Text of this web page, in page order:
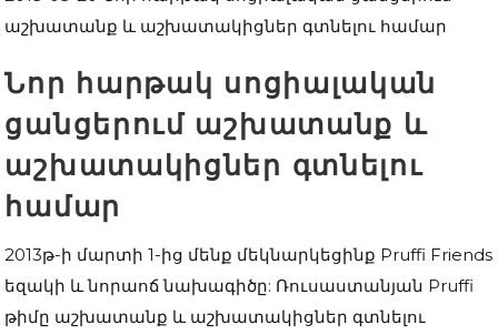
աշխատանք և աշխատակիցներ գտնելու համար
Նոր հարթակ սոցիալական
ցանցերում աշխատանք և
աշխատակիցներ գտնելու
համար
2013թ-ի մարտի 1-ից մենք մեկնարկեցինք Pruffi Friends
եզակի և նորաոճ նախագիծը: Ռուսաստանյան Pruffi
թիմը աշխատանք և աշխատակիցներ գտնելու